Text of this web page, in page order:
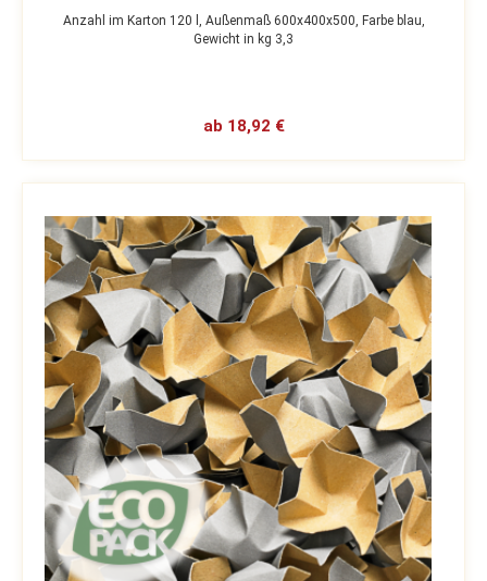
Anzahl im Karton 120 l, Außenmaß 600x400x500, Farbe blau,
Gewicht in kg 3,3
ab 18,92 €